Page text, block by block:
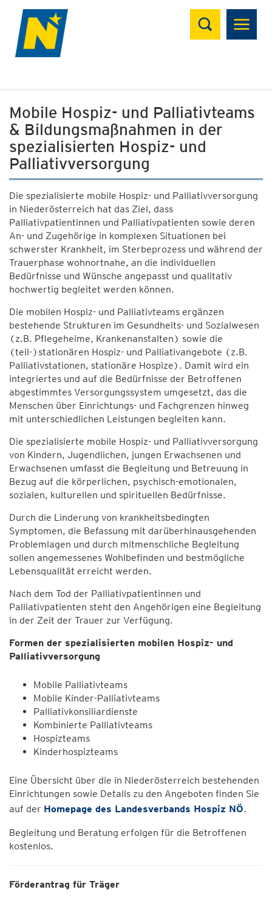
Suchen
Mobile Hospiz- und Palliativteams
& Bildungsmaßnahmen in der
spezialisierten Hospiz- und
Palliativversorgung
Die spezialisierte mobile Hospiz- und Palliativversorgung
in Niederösterreich hat das Ziel, dass
Palliativpatientinnen und Palliativpatienten sowie deren
An- und Zugehörige in komplexen Situationen bei
schwerster Krankheit, im Sterbeprozess und während der
Trauerphase wohnortnahe, an die individuellen
Bedürfnisse und Wünsche angepasst und qualitativ
hochwertig begleitet werden können.
Die mobilen Hospiz- und Palliativteams ergänzen
bestehende Strukturen im Gesundheits- und Sozialwesen
(z.B. Pflegeheime, Krankenanstalten) sowie die
(teil-)stationären Hospiz- und Palliativangebote (z.B.
Palliativstationen, stationäre Hospize). Damit wird ein
integriertes und auf die Bedürfnisse der Betroffenen
abgestimmtes Versorgungssystem umgesetzt, das die
Menschen über Einrichtungs- und Fachgrenzen hinweg
mit unterschiedlichen Leistungen begleiten kann.
Die spezialisierte mobile Hospiz- und Palliativversorgung
von Kindern, Jugendlichen, jungen Erwachsenen und
Erwachsenen umfasst die Begleitung und Betreuung in
Bezug auf die körperlichen, psychisch-emotionalen,
sozialen, kulturellen und spirituellen Bedürfnisse.
Durch die Linderung von krankheitsbedingten
Symptomen, die Befassung mit darüberhinausgehenden
Problemlagen und durch mitmenschliche Begleitung
sollen angemessenes Wohlbefinden und bestmögliche
Lebensqualität erreicht werden.
Nach dem Tod der Palliativpatientinnen und
Palliativpatienten steht den Angehörigen eine Begleitung
in der Zeit der Trauer zur Verfügung.
Formen der spezialisierten mobilen Hospiz- und
Palliativversorgung
Mobile Palliativteams
Mobile Kinder-Palliativteams
Palliativkonsiliardienste
Kombinierte Palliativteams
Hospizteams
Kinderhospizteams
Eine Übersicht über die in Niederösterreich bestehenden
Einrichtungen sowie Details zu den Angeboten finden Sie
auf der Homepage des Landesverbands Hospiz NÖ.
Begleitung und Beratung erfolgen für die Betroffenen
kostenlos.
Förderantrag für Träger